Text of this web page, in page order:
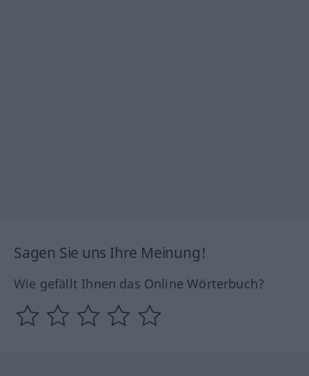
Sagen Sie uns Ihre Meinung!
Wie gefällt Ihnen das Online Wörterbuch?